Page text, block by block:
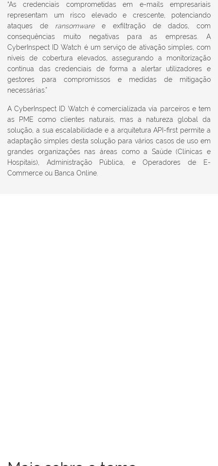
“As credenciais comprometidas em e-mails empresariais
representam um risco elevado e crescente, potenciando
ataques de ransomwaree exfiltração de dados, com
consequências muito negativas para as empresas. A
CyberInspect ID Watch é um serviço de ativação simples, com
níveis de cobertura elevados, assegurando a monitorização
contínua das credenciais de forma a alertar utilizadores e
gestores para compromissos e medidas de mitigação
necessárias.”
A CyberInspect ID Watch é comercializada via parceiros e tem
as PME como clientes naturais, mas a natureza global da
solução, a sua escalabilidade e a arquitetura API-first permite a
adaptação simples desta solução para vários casos de uso em
grandes organizações nas áreas como a Saúde (Clínicas e
Hospitais), Administração Pública, e Operadores de E-
Commerce ou Banca Online.